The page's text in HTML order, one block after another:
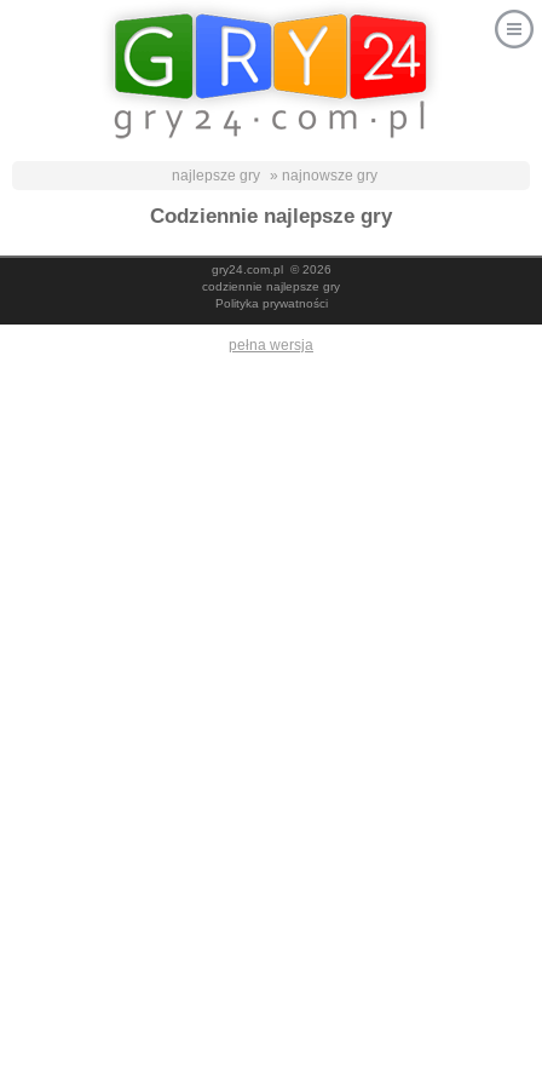
najlepsze gry » najnowsze gry
Codziennie najlepsze gry
gry24.com.pl© 2026
codziennie najlepsze gry
Polityka prywatności
pełna wersja